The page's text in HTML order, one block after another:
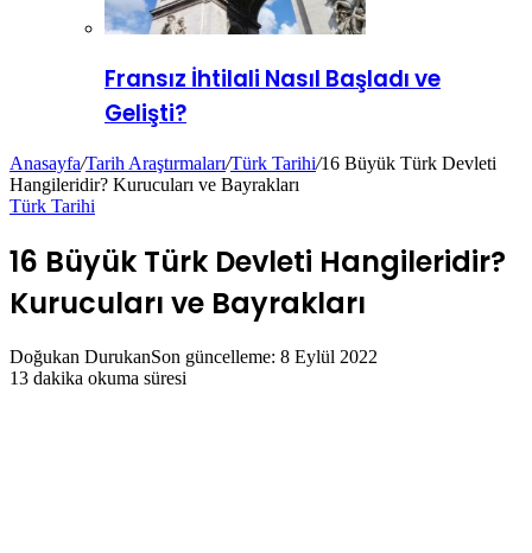
Fransız İhtilali Nasıl Başladı ve
Gelişti?
Anasayfa/Tarih Araştırmaları/Türk Tarihi/16 Büyük Türk Devleti
Hangileridir? Kurucuları ve Bayrakları
Türk Tarihi
16 Büyük Türk Devleti Hangileridir?
Kurucuları ve Bayrakları
Doğukan DurukanSon güncelleme: 8 Eylül 2022
13 dakika okuma süresi